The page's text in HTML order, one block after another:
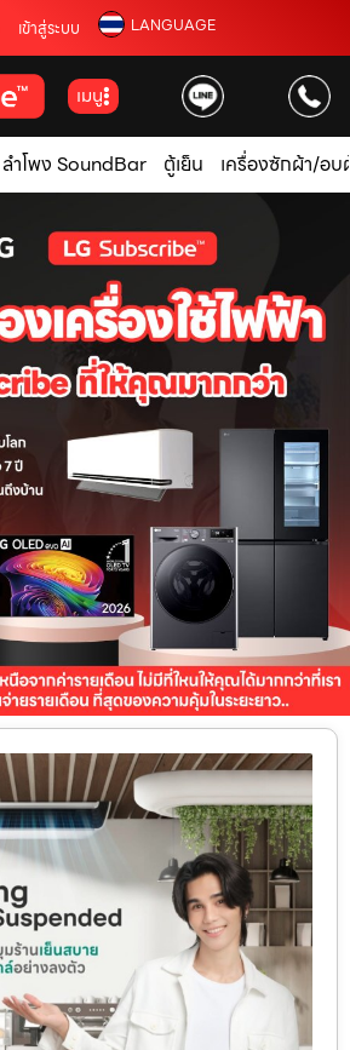
เข้าสู่ระบบ LANGUAGE
เมนู
ลำโพง SoundBar ตู้เย็น เครื่องซักผ้า/อบ